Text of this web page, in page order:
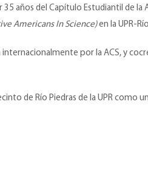
35 años del Capítulo Estudiantil de la
Americans In Science)en la UPR-
por la ACS, y
de Río Piedras de la UPR como